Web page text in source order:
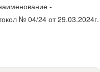
-
№ 04/24 от 29.03.2024г.